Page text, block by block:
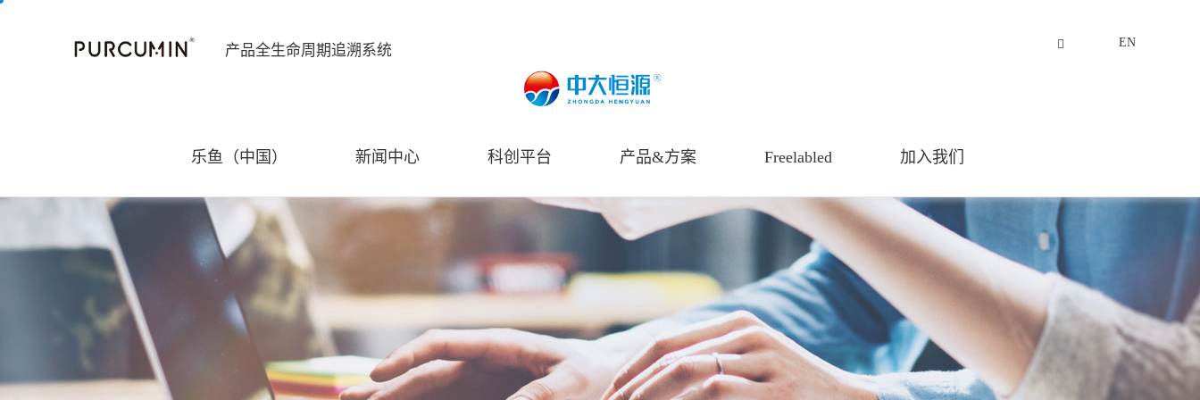
产品全生命周期追溯系统 EN
乐鱼（中国） 新闻中心 科创平台 产品&方案 Freelabled 加入我们